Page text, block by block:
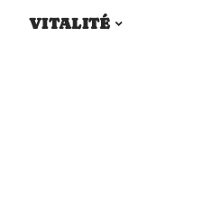
VITALITÉ